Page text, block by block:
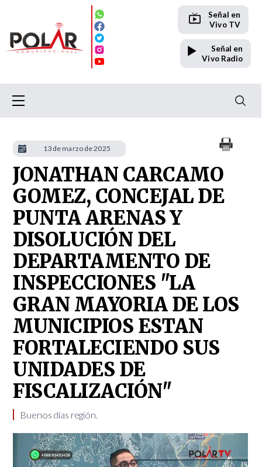
Señal en
Vivo TV
Señal en
Vivo Radio
JONATHAN CARCAMO
GOMEZ, CONCEJAL DE
PUNTA ARENAS Y
DISOLUCIÓN DEL
DEPARTAMENTO DE
INSPECCIONES "LA
GRAN MAYORIA DE LOS
MUNICIPIOS ESTAN
FORTALECIENDO SUS
UNIDADES DE
FISCALIZACIÓN"
Buenos días región.
13 de marzo de 2025